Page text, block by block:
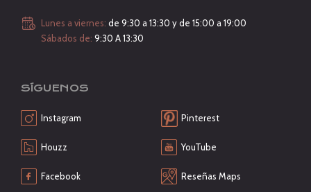
Lunes a viernes: de 9:30 a 13:30 y de 15:00 a 19:00
Sábados de: 9:30 A 13:30
SÍGUENOS
Instagram
Houzz
Facebook
Pinterest
YouTube
Reseñas Maps